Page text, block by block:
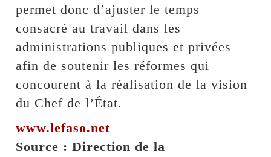
permet donc d’ajuster le temps
consacré au travail dans les
administrations publiques et privées
afin de soutenir les réformes qui
concourent à la réalisation de la vision
du Chef de l’État.
www.lefaso.net
Source : Direction de la